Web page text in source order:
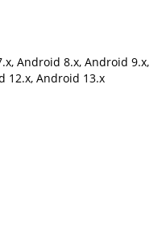
Android 8.x, Android 9.x,
12.x, Android 13.x